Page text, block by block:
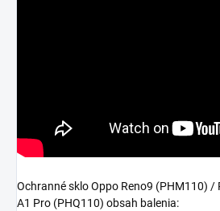
Ochranné sklo Oppo Reno9 (PHM110) /
A1 Pro (PHQ110) obsah balenia: